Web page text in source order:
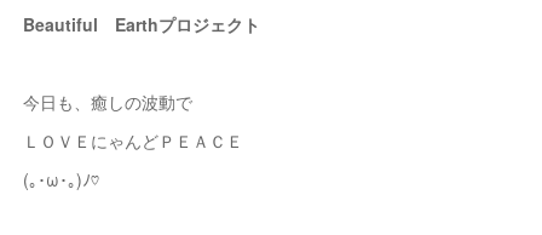
Beautiful Earthプロジェクト
今日も、癒しの波動で
ＬＯＶＥにゃんどＰＥＡＣＥ
(｡･ω･｡)ﾉ♡